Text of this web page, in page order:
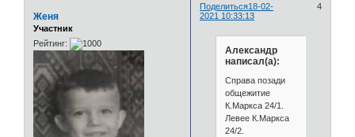
Поделиться 4
18-02-
2021 10:33:13
Женя
Участник
Рейтинг:
Александр
написал(а):
Справа позади
общежитие
К.Маркса 24/1.
Левее К.Маркса
24/2.